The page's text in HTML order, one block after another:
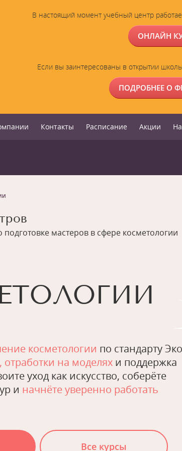
В настоящий момент учебный центр
ОНЛАЙН
Если вы заинтересованы в открытии
ПОДРОБНЕЕ О
Контакты Расписание Акции
мастеров в сфере косметологии
косметологии по стандарту
на моделях и поддержка
уход как искусство, соберёте
и начнёте уверенно работать
Все курсы